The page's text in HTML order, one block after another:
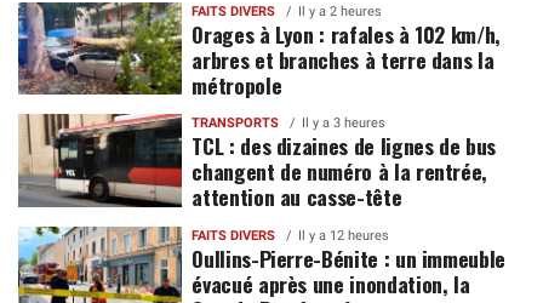
FAITS DIVERS Il y a 2 heures
Orages à Lyon : rafales à 102 km/h,
arbres et branches à terre dans la
métropole
TRANSPORTS Il y a 3 heures
TCL : des dizaines de lignes de bus
changent de numéro à la rentrée,
attention au casse-tête
FAITS DIVERS Il y a 12 heures
Oullins-Pierre-Bénite : un immeuble
évacué après une inondation, la